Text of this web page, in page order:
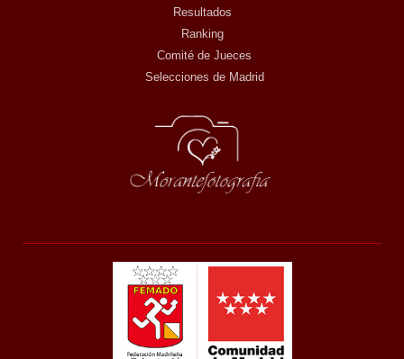
Resultados
Ranking
Comité de Jueces
Selecciones de Madrid